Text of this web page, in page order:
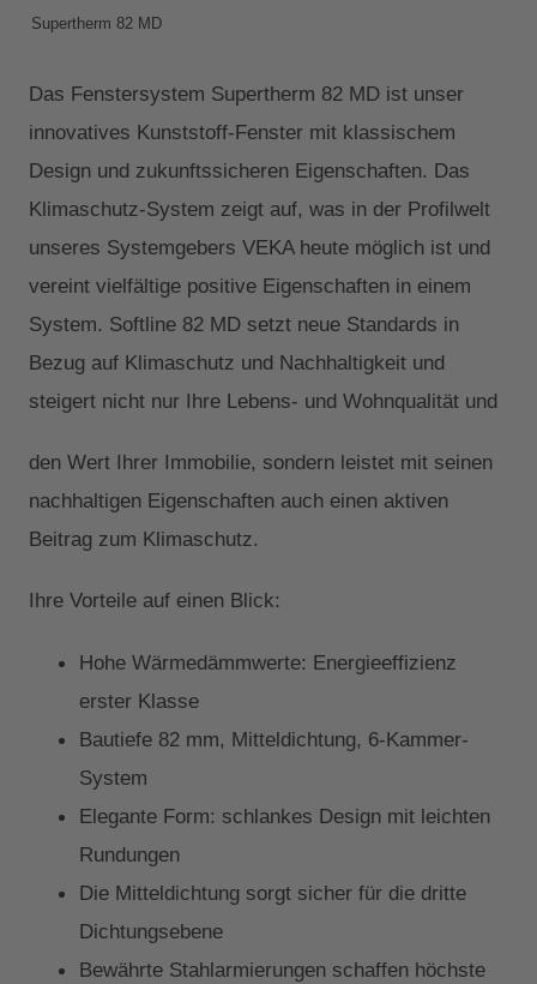
Supertherm 82 MD
Das Fenstersystem Supertherm 82 MD ist unser
innovatives Kunststoff-Fenster mit klassischem
Design und zukunftssicheren Eigenschaften. Das
Klimaschutz-System zeigt auf, was in der Profilwelt
unseres Systemgebers VEKA heute möglich ist und
vereint vielfältige positive Eigenschaften in einem
System. Softline 82 MD setzt neue Standards in
Bezug auf Klimaschutz und Nachhaltigkeit und
steigert nicht nur Ihre Lebens- und Wohnqualität und
den Wert Ihrer Immobilie, sondern leistet mit seinen
nachhaltigen Eigenschaften auch einen aktiven
Beitrag zum Klimaschutz.
Ihre Vorteile auf einen Blick:
Hohe Wärmedämmwerte: Energieeffizienz
erster Klasse
Bautiefe 82 mm, Mitteldichtung, 6-Kammer-
System
Elegante Form: schlankes Design mit leichten
Rundungen
Die Mitteldichtung sorgt sicher für die dritte
Dichtungsebene
Bewährte Stahlarmierungen schaffen höchste